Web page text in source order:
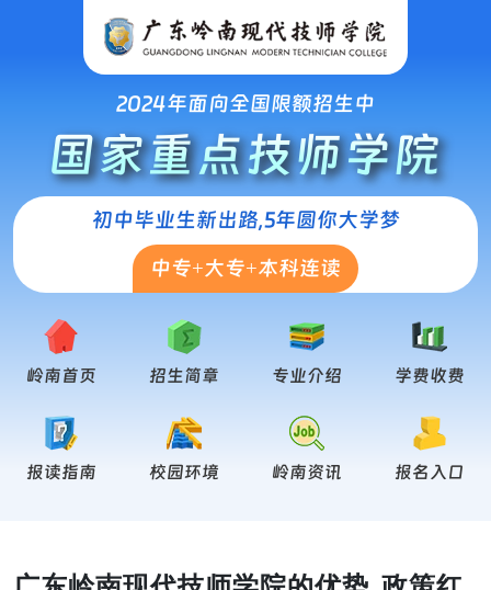
2024年面向全国限额招生中
国家重点技师学院
初中毕业生新出路,5年圆你大学梦
中专+大专+本科连读
岭南首页 招生简章 专业介绍 学费收费
报读指南 校园环境 岭南资讯 报名入口